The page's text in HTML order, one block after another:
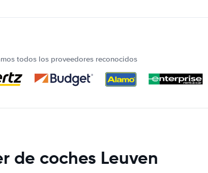
todos los proveedores reconocidos
de coches Leuven